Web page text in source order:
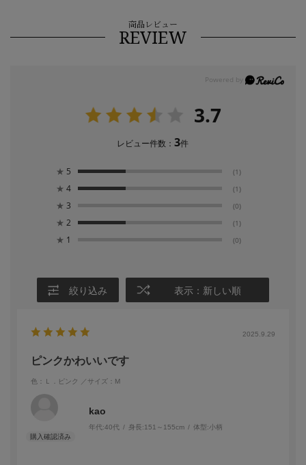
商品レビュー
REVIEW
3.7
レビュー件数：3件
★ 5 (1)
★ 4 (1)
★ 3 (0)
★ 2 (1)
★ 1 (0)
絞り込み 表示：新しい順
2025.9.29
ピンクかわいいです
色：Ｌ．ピンク ／サイズ：M
kao
年代:40代 身長:151～155cm 体型:小柄